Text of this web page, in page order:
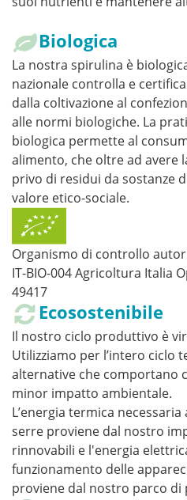
Biologica
La nostra spirulina è
nazionale controlla e
dalla coltivazione al
alle normi biologiche. La
biologica permette al
alimento, che oltre ad avere
privo di residui da sostanze
valore etico-sociale.
Organismo di controllo
IT-BIO-004 Agricoltura Italia
49417
Ecosostenibile
Il nostro ciclo produttivo è
Utilizziamo per l’intero ciclo
alternative che comportano
minor impatto ambientale.
L’energia termica
serre proviene dal nostro
rinnovabili e l'energia
funzionamento delle
proviene dal nostro parco di